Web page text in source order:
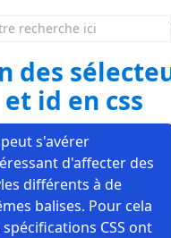
des
et id en css
s'avérer
d'affecter des
différents à de
balises. Pour cela
spécifications CSS ont